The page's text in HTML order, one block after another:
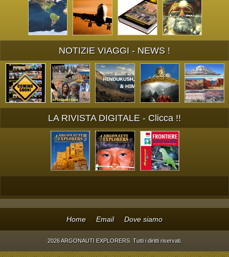
NOTIZIE VIAGGI - NEWS !
LA RIVISTA DIGITALE - Clicca !!
Home Email Dove siamo
2026 ARGONAUTI EXPLORERS. Tutti i diritti riservati.